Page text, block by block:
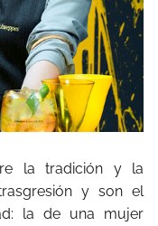
la tradición y la
y son el
la de una mujer